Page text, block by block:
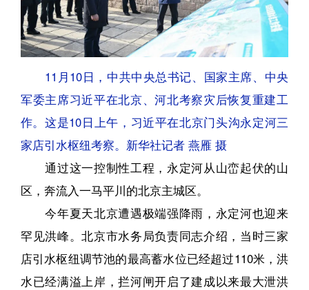
11月10日，中共中央总书记、国家主席、中央
军委主席习近平在北京、河北考察灾后恢复重建工
作。这是10日上午，习近平在北京门头沟永定河三
家店引水枢纽考察。新华社记者 燕雁 摄
通过这一控制性工程，永定河从山峦起伏的山
区，奔流入一马平川的北京主城区。
今年夏天北京遭遇极端强降雨，永定河也迎来
罕见洪峰。北京市水务局负责同志介绍，当时三家
店引水枢纽调节池的最高蓄水位已经超过110米，洪
水已经满溢上岸，拦河闸开启了建成以来最大泄洪